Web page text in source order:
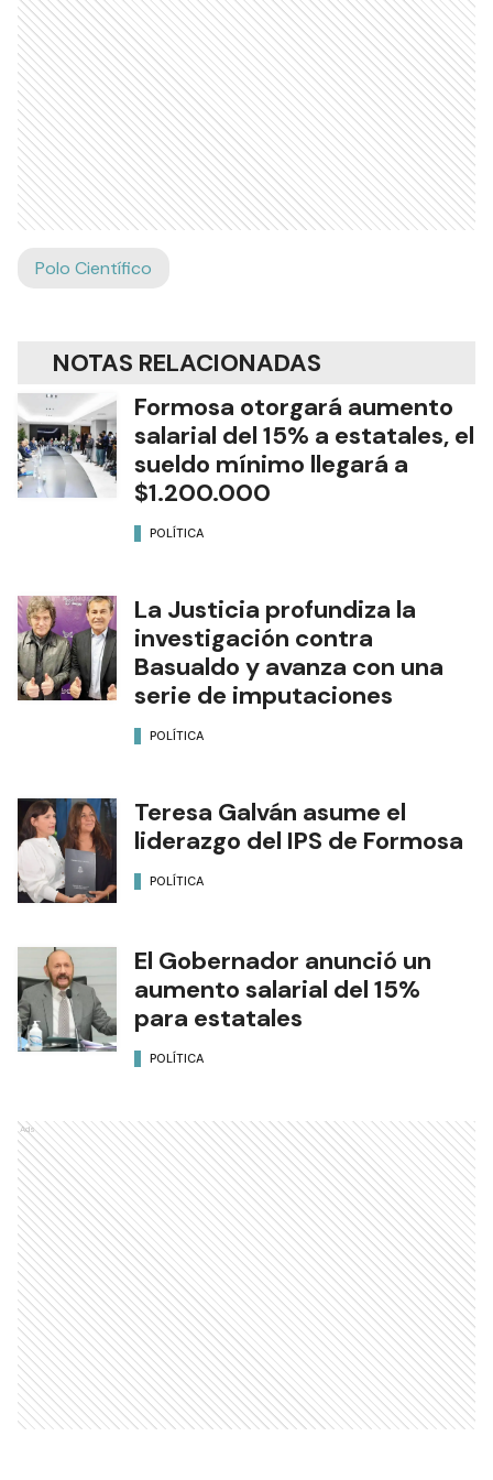
Polo Científico
NOTAS RELACIONADAS
Formosa otorgará aumento
salarial del 15% a estatales, el
sueldo mínimo llegará a
$1.200.000
POLÍTICA
La Justicia profundiza la
investigación contra
Basualdo y avanza con una
serie de imputaciones
POLÍTICA
Teresa Galván asume el
liderazgo del IPS de Formosa
POLÍTICA
El Gobernador anunció un
aumento salarial del 15%
para estatales
POLÍTICA
Ads